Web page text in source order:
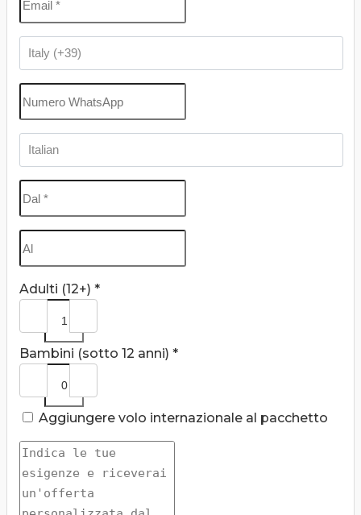
Adulti (12+) *
Bambini (sotto 12 anni) *
Aggiungere volo internazionale al pacchetto